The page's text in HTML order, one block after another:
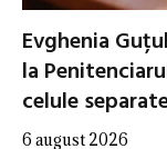
Evghenia
la
celule
6 august 2026